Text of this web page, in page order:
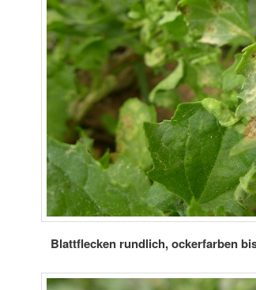
Blattflecken rundlich, ockerfarben